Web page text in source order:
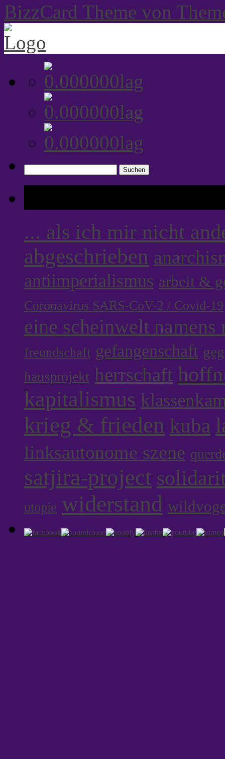
BizzCard Theme von
nach:
... als ich mir nicht
abgeschrieben
antiimperialismus arbeit &
Coronavirus SARS-CoV-2 / Covid-19
eine scheinwelt namens
freundschaft gefangenschaft
hausprojekt herrschaft
kapitalismus
krieg & frieden kuba
linksautonome szene
satjira-project
utopie widerstand